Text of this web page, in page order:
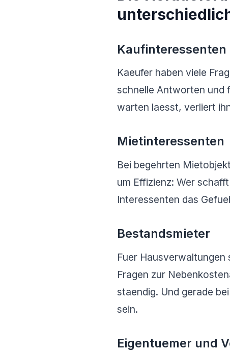
Kaufinteressenten
Kaeufer haben viele
schnelle Antworten und
warten laesst, verliert
Mietinteressenten
Bei begehrten
um Effizienz: Wer
Interessenten das
Bestandsmieter
Fuer Hausverwaltungen
Fragen zur
staendig. Und gerade
sein.
Eigentuemer und